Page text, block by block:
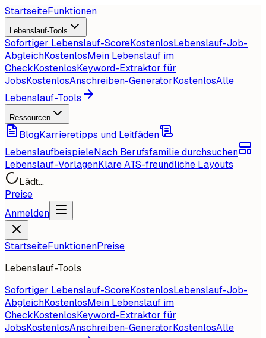
StartseiteFunktionen
Lebenslauf-Tools
Sofortiger Lebenslauf-ScoreKostenlosLebenslauf-Job-
AbgleichKostenlosMein Lebenslauf im
CheckKostenlosKeyword-Extraktor für
JobsKostenlosAnschreiben-GeneratorKostenlosAlle
Lebenslauf-Tools
Ressourcen
BlogKarrieretipps und Leitfäden
LebenslaufbeispieleNach Berufsfamilie durchsuchen
Lebenslauf-VorlagenKlare ATS-freundliche Layouts
Lädt...
Preise
Anmelden
StartseiteFunktionenPreise
Lebenslauf-Tools
Sofortiger Lebenslauf-ScoreKostenlosLebenslauf-Job-
AbgleichKostenlosMein Lebenslauf im
CheckKostenlosKeyword-Extraktor für
JobsKostenlosAnschreiben-GeneratorKostenlosAlle